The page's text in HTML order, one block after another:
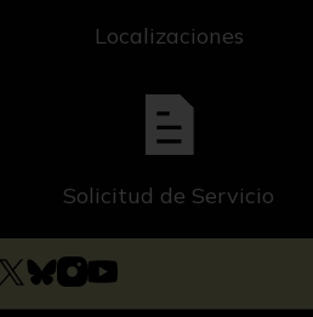
Localizaciones
Solicitud de Servicio